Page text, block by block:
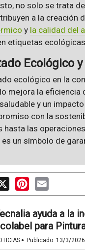
no solo se trata
a la creación
y la calidad del
etiquetas
Ecológico
ecológico en la
mejora la eficiencia
y un
con la
hasta las
un símbolo de
X PinterestEmail
ayuda a la
para
· Publicado: 13/3/2026